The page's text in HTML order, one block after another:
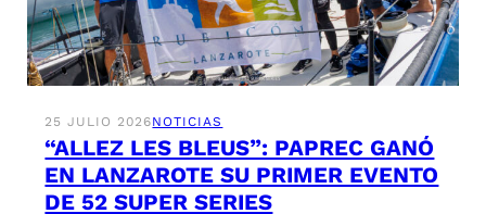
25 JULIO 2026NOTICIAS
“ALLEZ LES BLEUS”: PAPREC GANÓ
EN LANZAROTE SU PRIMER EVENTO
DE 52 SUPER SERIES